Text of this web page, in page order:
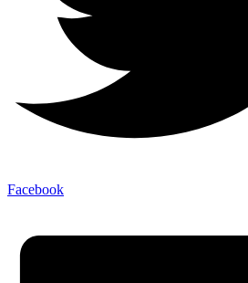
Facebook